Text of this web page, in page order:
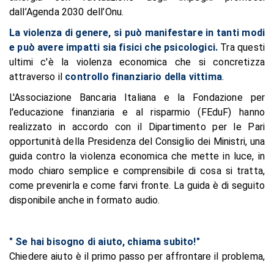
dall’Agenda 2030 dell’Onu.
La violenza di genere, si può manifestare in tanti modi
e può avere impatti sia fisici che psicologici. Tra questi
ultimi c'è la violenza economica che si concretizza
attraverso il controllo finanziario della vittima.
L'Associazione Bancaria Italiana e la Fondazione per
l'educazione finanziaria e al risparmio (FEduF) hanno
realizzato in accordo con il Dipartimento per le Pari
opportunità della Presidenza del Consiglio dei Ministri, una
guida contro la violenza economica che mette in luce, in
modo chiaro semplice e comprensibile di cosa si tratta,
come prevenirla e come farvi fronte. La guida è di seguito
disponibile anche in formato audio.
" Se hai bisogno di aiuto, chiama subito!"
Chiedere aiuto è il primo passo per affrontare il problema,